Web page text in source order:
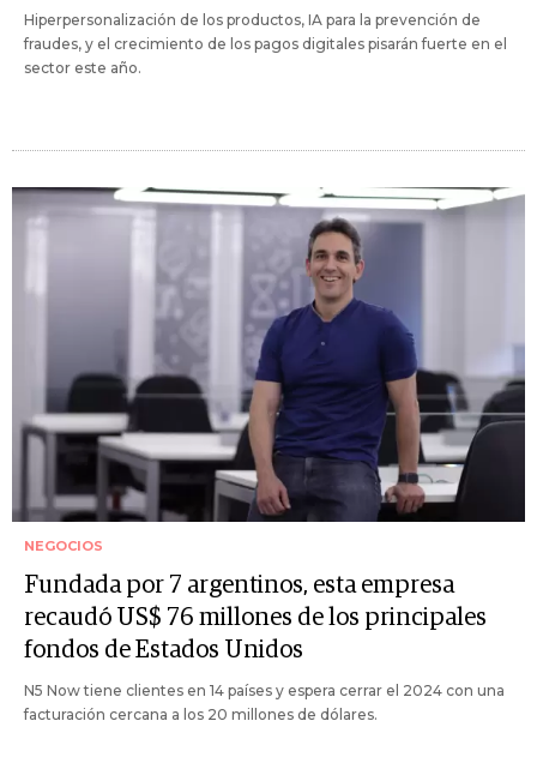
Hiperpersonalización de los productos, IA para la prevención de
fraudes, y el crecimiento de los pagos digitales pisarán fuerte en el
sector este año.
NEGOCIOS
Fundada por 7 argentinos, esta empresa
recaudó US$ 76 millones de los principales
fondos de Estados Unidos
N5 Now tiene clientes en 14 países y espera cerrar el 2024 con una
facturación cercana a los 20 millones de dólares.